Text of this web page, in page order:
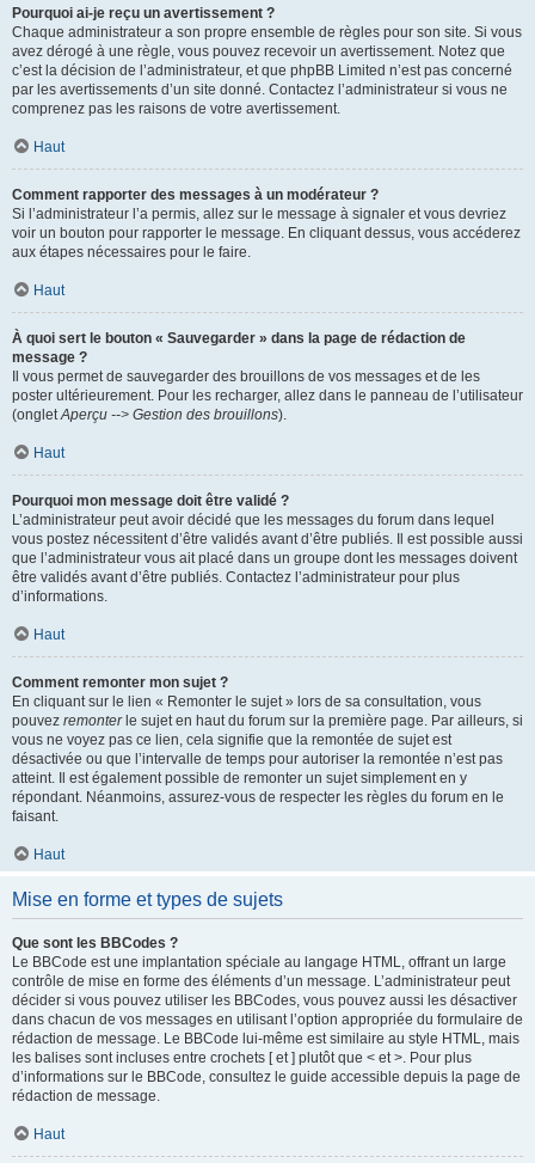
Pourquoi ai-je reçu un avertissement ?
Chaque administrateur a son propre ensemble de règles pour son site. Si vous
avez dérogé à une règle, vous pouvez recevoir un avertissement. Notez que
c’est la décision de l’administrateur, et que phpBB Limited n’est pas concerné
par les avertissements d’un site donné. Contactez l’administrateur si vous ne
comprenez pas les raisons de votre avertissement.
Haut
Comment rapporter des messages à un modérateur ?
Si l’administrateur l’a permis, allez sur le message à signaler et vous devriez
voir un bouton pour rapporter le message. En cliquant dessus, vous accéderez
aux étapes nécessaires pour le faire.
Haut
À quoi sert le bouton « Sauvegarder » dans la page de rédaction de
message ?
Il vous permet de sauvegarder des brouillons de vos messages et de les
poster ultérieurement. Pour les recharger, allez dans le panneau de l’utilisateur
(ongletAperçu --> Gestion des brouillons).
Haut
Pourquoi mon message doit être validé ?
L’administrateur peut avoir décidé que les messages du forum dans lequel
vous postez nécessitent d’être validés avant d’être publiés. Il est possible aussi
que l’administrateur vous ait placé dans un groupe dont les messages doivent
être validés avant d’être publiés. Contactez l’administrateur pour plus
d’informations.
Haut
Comment remonter mon sujet ?
En cliquant sur le lien « Remonter le sujet » lors de sa consultation, vous
pouvez remonterle sujet en haut du forum sur la première page. Par ailleurs, si
vous ne voyez pas ce lien, cela signifie que la remontée de sujet est
désactivée ou que l’intervalle de temps pour autoriser la remontée n’est pas
atteint. Il est également possible de remonter un sujet simplement en y
répondant. Néanmoins, assurez-vous de respecter les règles du forum en le
faisant.
Haut
Mise en forme et types de sujets
Que sont les BBCodes ?
Le BBCode est une implantation spéciale au langage HTML, offrant un large
contrôle de mise en forme des éléments d’un message. L’administrateur peut
décider si vous pouvez utiliser les BBCodes, vous pouvez aussi les désactiver
dans chacun de vos messages en utilisant l’option appropriée du formulaire de
rédaction de message. Le BBCode lui-même est similaire au style HTML, mais
les balises sont incluses entre crochets [ et ] plutôt que < et >. Pour plus
d’informations sur le BBCode, consultez le guide accessible depuis la page de
rédaction de message.
Haut